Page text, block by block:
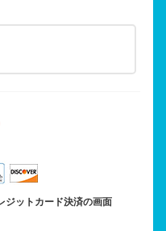
ジットカード決済の画面